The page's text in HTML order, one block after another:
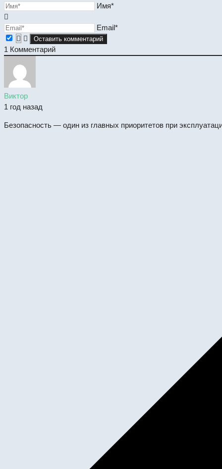
Имя*
Email*
1 Комментарий
Виктор
1 год назад
Безопасность — один из главных приоритетов при